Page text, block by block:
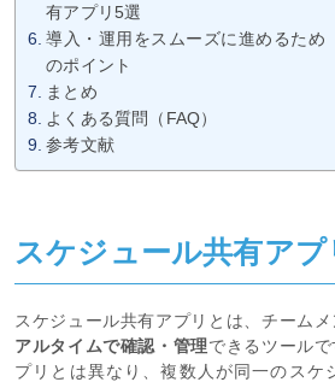
有アプリ5選
導入・運用をスムーズに進めるため
のポイント
まとめ
よくある質問（FAQ）
参考文献
スケジュール共有アプ
スケジュール共有アプリとは、チーム
アルタイムで確認・管理できるツール
プリとは異なり、複数人が同一のスケ